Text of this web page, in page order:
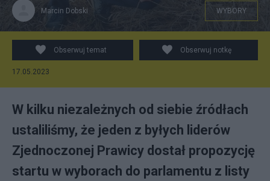
Marcin Dobski WYBORY
Obserwuj temat Obserwuj notkę
17.05.2023
W kilku niezależnych od siebie źródłach
ustaliliśmy, że jeden z byłych liderów
Zjednoczonej Prawicy dostał propozycję
startu w wyborach do parlamentu z listy